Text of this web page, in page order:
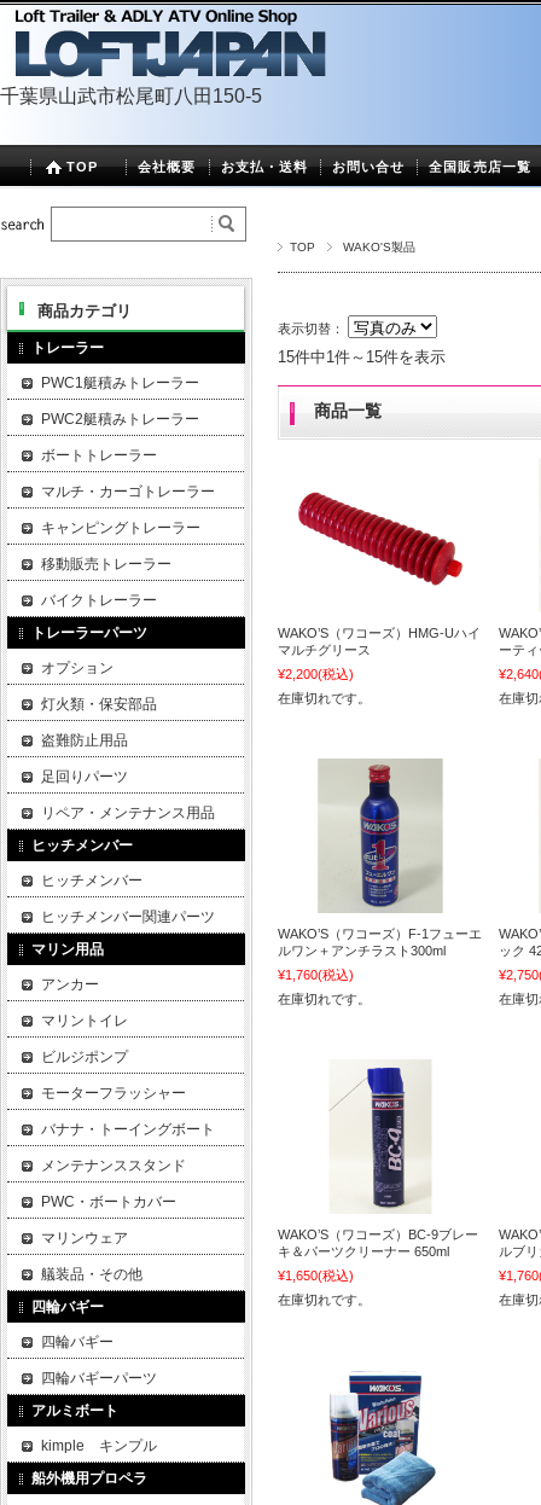
千葉県山武市松尾町八田150-5
TOP 会社概要 お支払・送料 お問い合せ 全国販売店一覧
TOP WAKO'S製品
表示切替：
15件中1件～15件を表示
商品一覧
WAKO’S（ワコーズ）HMG-Uハイ
マルチグリース
¥2,200(税込)
在庫切れです。
ーテ
¥2,640
在庫
WAKO’S（ワコーズ）F-1フューエ
ルワン＋アンチラスト300ml
¥1,760(税込)
在庫切れです。
ック
¥2,750
在庫
WAKO’S（ワコーズ）BC-9ブレー
キ＆パーツクリーナー 650ml
¥1,650(税込)
在庫切れです。
ルブ
¥1,760
在庫
商品カテゴリ
トレーラー
PWC1艇積みトレーラー
PWC2艇積みトレーラー
ボートトレーラー
マルチ・カーゴトレーラー
キャンピングトレーラー
移動販売トレーラー
バイクトレーラー
トレーラーパーツ
オプション
灯火類・保安部品
盗難防止用品
足回りパーツ
リペア・メンテナンス用品
ヒッチメンバー
ヒッチメンバー
ヒッチメンバー関連パーツ
マリン用品
アンカー
マリントイレ
ビルジポンプ
モーターフラッシャー
バナナ・トーイングボート
メンテナンススタンド
PWC・ボートカバー
マリンウェア
艤装品・その他
四輪バギー
四輪バギー
四輪バギーパーツ
アルミボート
kimple キンプル
船外機用プロペラ